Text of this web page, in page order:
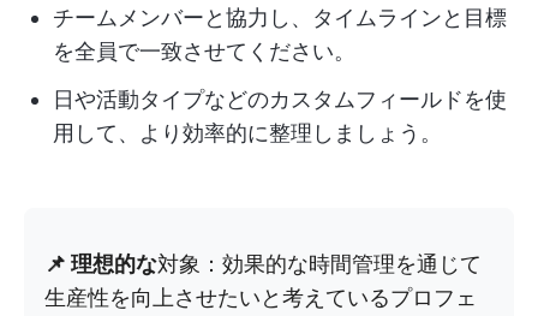
チームメンバーと協力し、タイムラインと目標
を全員で一致させてください。
日や活動タイプなどのカスタムフィールドを使
用して、より効率的に整理しましょう。
📌 理想的な対象：効果的な時間管理を通じて
生産性を向上させたいと考えているプロフェ